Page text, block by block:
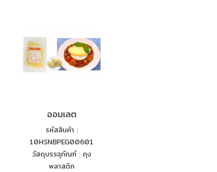
ออมเลต
รหัสสินค้า :
10HSNBPEG00601
วัสดุบรรจุภัณฑ์ : ถุง
พลาสติก